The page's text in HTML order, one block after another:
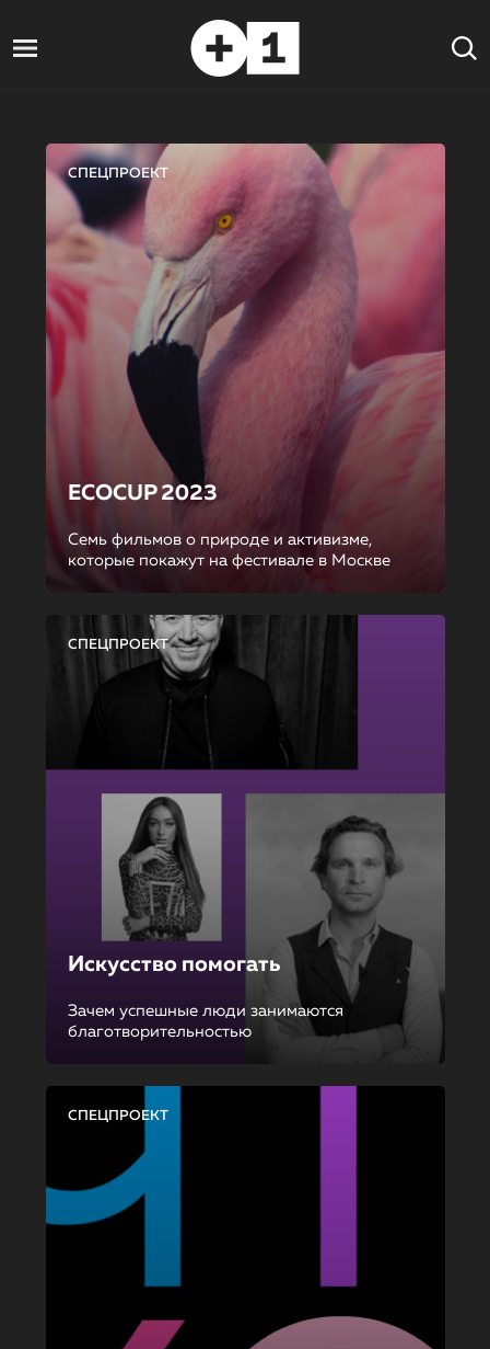
СПЕЦПРОЕКТ
ECOCUP 2023
Семь фильмов о природе и активизме,
которые покажут на фестивале в Москве
СПЕЦПРОЕКТ
Искусство помогать
Зачем успешные люди занимаются
благотворительностью
СПЕЦПРОЕКТ